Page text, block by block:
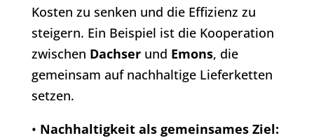
Kosten zu senken und die Effizienz zu
steigern. Ein Beispiel ist die Kooperation
zwischen Dachserund Emons, die
gemeinsam auf nachhaltige Lieferketten
setzen.
• Nachhaltigkeit als gemeinsames Ziel: